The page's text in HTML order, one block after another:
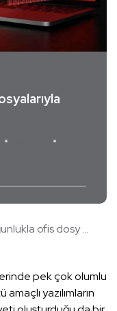
ofis dosy ...
pek çok olumlu
yazılımların